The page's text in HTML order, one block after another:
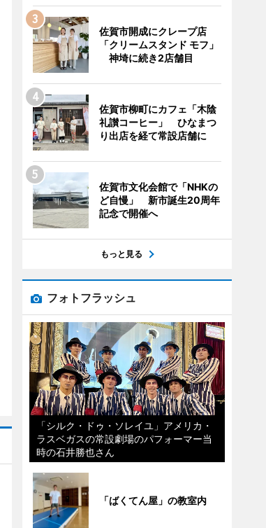
佐賀市開成にクレープ店
「クリームスタンド モフ」
神埼に続き2店舗目
佐賀市柳町にカフェ「木陰
礼讃コーヒー」 ひなまつ
り出店を経て常設店舗に
佐賀市文化会館で「NHKの
ど自慢」 新市誕生20周年
記念で開催へ
もっと見る
フォトフラッシュ
「シルク・ドゥ・ソレイユ」アメリカ・
ラスベガスの常設劇場のパフォーマー当
時の石井勝也さん
「ばくてん屋」の教室内